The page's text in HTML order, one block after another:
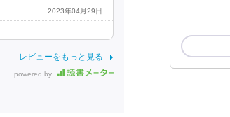
2023年04月29日
レビューをもっと見る
powered by